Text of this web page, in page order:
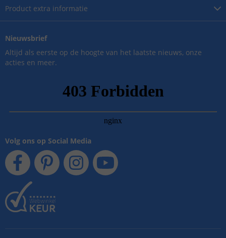
Product extra informatie
Nieuwsbrief
Altijd als eerste op de hoogte van het laatste nieuws, onze
acties en meer.
Volg ons op Social Media